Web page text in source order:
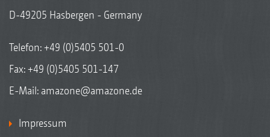
D-49205 Hasbergen - Germany
Telefon:+49 (0)5405 501-0
Fax: +49 (0)5405 501-147
E-Mail: amazone@amazone.de
Impressum